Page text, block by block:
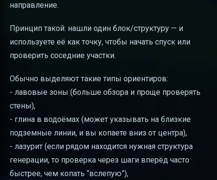
направление.
Принцип такой: нашли один блок/структуру — и
используете её как точку, чтобы начать спуск или
проверить соседние участки.
Обычно выделяют такие типы ориентиров:
- лавовые зоны (больше обзора и проще проверять
стены),
- глина в водоёмах (может указывать на близкие
подземные линии, и вы копаете вниз от центра),
- лазурит (если рядом находится нужная структура
генерации, то проверка через шаги вперёд часто
быстрее, чем копать “вслепую”),